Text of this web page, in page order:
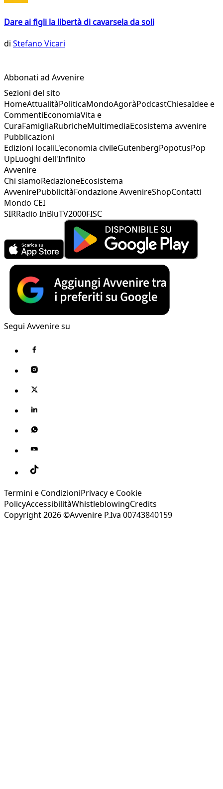
Dare ai figli la libertà di cavarsela da soli
di Stefano Vicari
Abbonati ad Avvenire
Sezioni del sito
HomeAttualitàPoliticaMondoAgoràPodcastChiesaIdee e
CommentiEconomiaVita e
CuraFamigliaRubricheMultimediaEcosistema avvenire
Pubblicazioni
Edizioni localiL'economia civileGutenbergPopotusPop
UpLuoghi dell'Infinito
Avvenire
Chi siamoRedazioneEcosistema
AvvenirePubblicitàFondazione AvvenireShopContatti
Mondo CEI
SIRRadio InBluTV2000FISC
Segui Avvenire su
Termini e CondizioniPrivacy e Cookie
PolicyAccessibilitàWhistleblowingCredits
Copyright 2026 ©Avvenire P.Iva 00743840159